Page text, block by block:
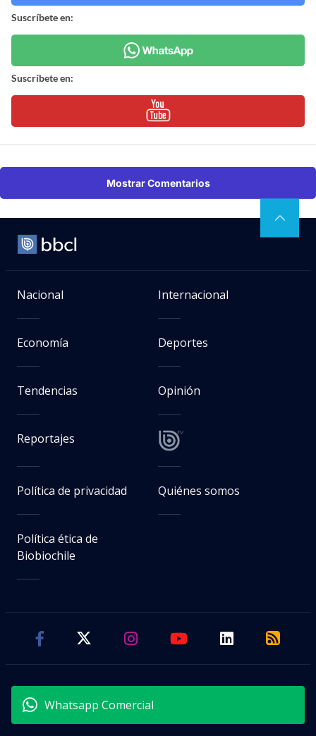
Suscríbete en:
Suscríbete en:
Mostrar Comentarios
Nacional Internacional
Economía Deportes
Tendencias Opinión
Reportajes
Política de privacidad Quiénes somos
Política ética de
Biobiochile
Whatsapp Comercial